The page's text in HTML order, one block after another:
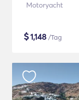
Motoryacht
$1,148 /Tag